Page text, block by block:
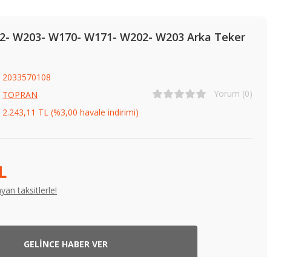
W203- W170- W171- W202- W203 Arka Teker
2033570108
TOPRAN
2.243,11 TL (%3,00 havale indirimi)
Yorum (0)
taksitlerle!
GELİNCE HABER VER